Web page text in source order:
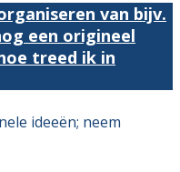
van bijv.
een origineel
treed ik in
ideeën; neem